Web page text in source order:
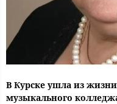
В Курске ушла из
музыкального